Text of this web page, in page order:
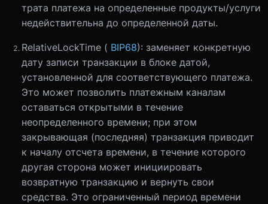
трата платежа на определенные продукты/услуги
недействительна до определенной даты.
RelativeLockTime ( BIP68): заменяет конкретную
дату записи транзакции в блоке датой,
установленной для соответствующего платежа.
Это может позволить платежным каналам
оставаться открытыми в течение
неопределенного времени; при этом
закрывающая (последняя) транзакция приводит
к началу отсчета времени, в течение которого
другая сторона может инициировать
возвратную транзакцию и вернуть свои
средства. Это ограниченный период времени